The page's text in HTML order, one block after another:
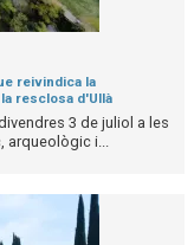
reivindica la
resclosa d'Ullà
3 de juliol a les
arqueològic i...